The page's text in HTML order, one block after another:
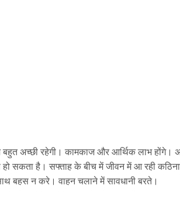
बहुत अच्छी रहेगी। कामकाज और आर्थिक लाभ होंगे।
हो सकता है। सफ्ताह के बीच में जीवन में आ रही
बहस न करे। वाहन चलाने में सावधानी बरते।